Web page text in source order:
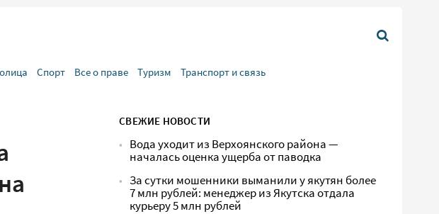
Спорт Все о праве Туризм Транспорт и связь
СВЕЖИЕ НОВОСТИ
Вода уходит из Верхоянского района —
началась оценка ущерба от паводка
За сутки мошенники выманили у якутян более
7 млн рублей: менеджер из Якутска отдала
курьеру 5 млн рублей